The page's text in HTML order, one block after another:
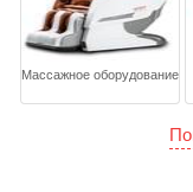
Массажное оборудование